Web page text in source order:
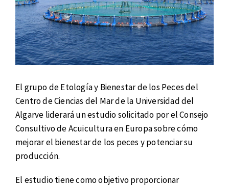
El grupo de Etología y Bienestar de los Peces del
Centro de Ciencias del Mar de la Universidad del
Algarve liderará un estudio solicitado por el Consejo
Consultivo de Acuicultura en Europa sobre cómo
mejorar el bienestar de los peces y potenciar su
producción.
El estudio tiene como objetivo proporcionar